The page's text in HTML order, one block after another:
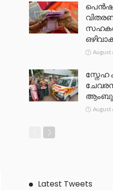
August
സ്നേഹ
August
Latest Tweets